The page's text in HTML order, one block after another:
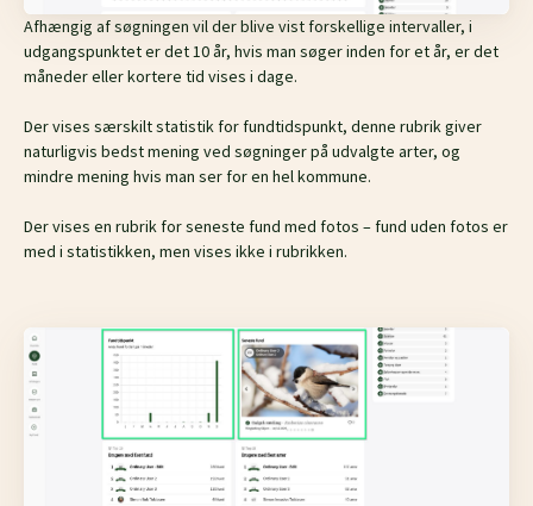
Afhængig af søgningen vil der blive vistforskellige intervaller, i
udgangspunktet er det 10 år, hvis man søger inden for etår, er det
månederellerkortere tid vises i dage.
Der vises særskiltstatistik for fundtidspunkt, denne rubrik giver
naturligvis bedst mening ved søgninger på udvalgte arter, og
mindre mening hvis man ser for en hel kommune.
Der vises en rubrik for seneste fund med fotos – fund uden fotos er
med i statistikken, men vises ikke i rubrikken.